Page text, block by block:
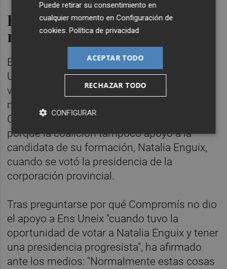
Ens Uneix no apoyará la
moción
El alcalde de Ontinyent y dirigente de Ens
Uneix, Jorge Rodríguez, ha asegurado este
viernes que su formación no apoyará la
moción de censura que ha anunciado
Compromís en la Diputación de Valencia
porque la coalición tampoco apoyó a la
candidata de su formación, Natalia Enguix,
cuando se votó la presidencia de la
corporación provincial.
Tras preguntarse por qué Compromís no dio
el apoyo a Ens Uneix "cuando tuvo la
oportunidad de votar a Natalia Enguix y tener
una presidencia progresista", ha afirmado
ante los medios: "Normalmente estas cosas
Puede retirar su consentimiento en
cualquier momento enConfiguración de
cookies.Política de privacidad
ACEPTAR TODO
RECHAZAR TODO
CONFIGURAR